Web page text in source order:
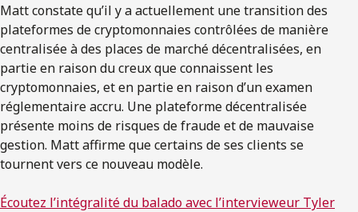
Matt constate qu’il y a actuellement une transition des
plateformes de cryptomonnaies contrôlées de manière
centralisée à des places de marché décentralisées, en
partie en raison du creux que connaissent les
cryptomonnaies, et en partie en raison d’un examen
réglementaire accru. Une plateforme décentralisée
présente moins de risques de fraude et de mauvaise
gestion. Matt affirme que certains de ses clients se
tournent vers ce nouveau modèle.
Écoutez l’intégralité du balado avec l’intervieweur Tyler